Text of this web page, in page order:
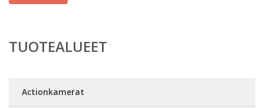
TUOTEALUEET
Actionkamerat